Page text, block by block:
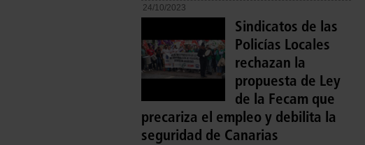
24/10/2023
Sindicatos de las
Policías Locales
rechazan la
propuesta de Ley
de la Fecam que
precariza el empleo y debilita la
seguridad de Canarias